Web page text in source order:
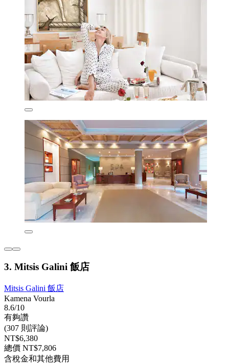
3. Mitsis Galini 飯店
Mitsis Galini 飯店
Kamena Vourla
8.6/10
有夠讚
(307 則評論)
NT$6,380
總價 NT$7,806
含稅金和其他費用